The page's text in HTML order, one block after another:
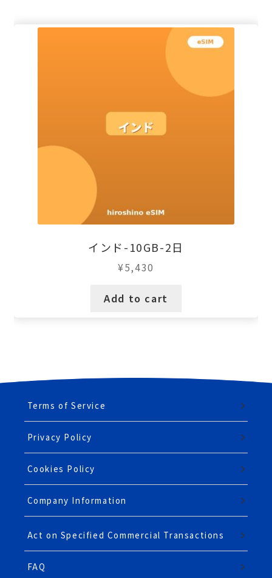
インド-10GB-2日
¥5,430
Add to cart
Terms of Service
Privacy Policy
Cookies Policy
Company Information
Act on Specified Commercial Transactions
FAQ